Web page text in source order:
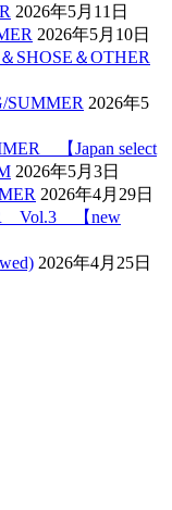
2026年5月11日
2026年5月10日
SHOSE＆OTHER
SUMMER 2026年5
【Japan select
2026年5月3日
2026年4月29日
Vol.3 【new
2026年4月25日